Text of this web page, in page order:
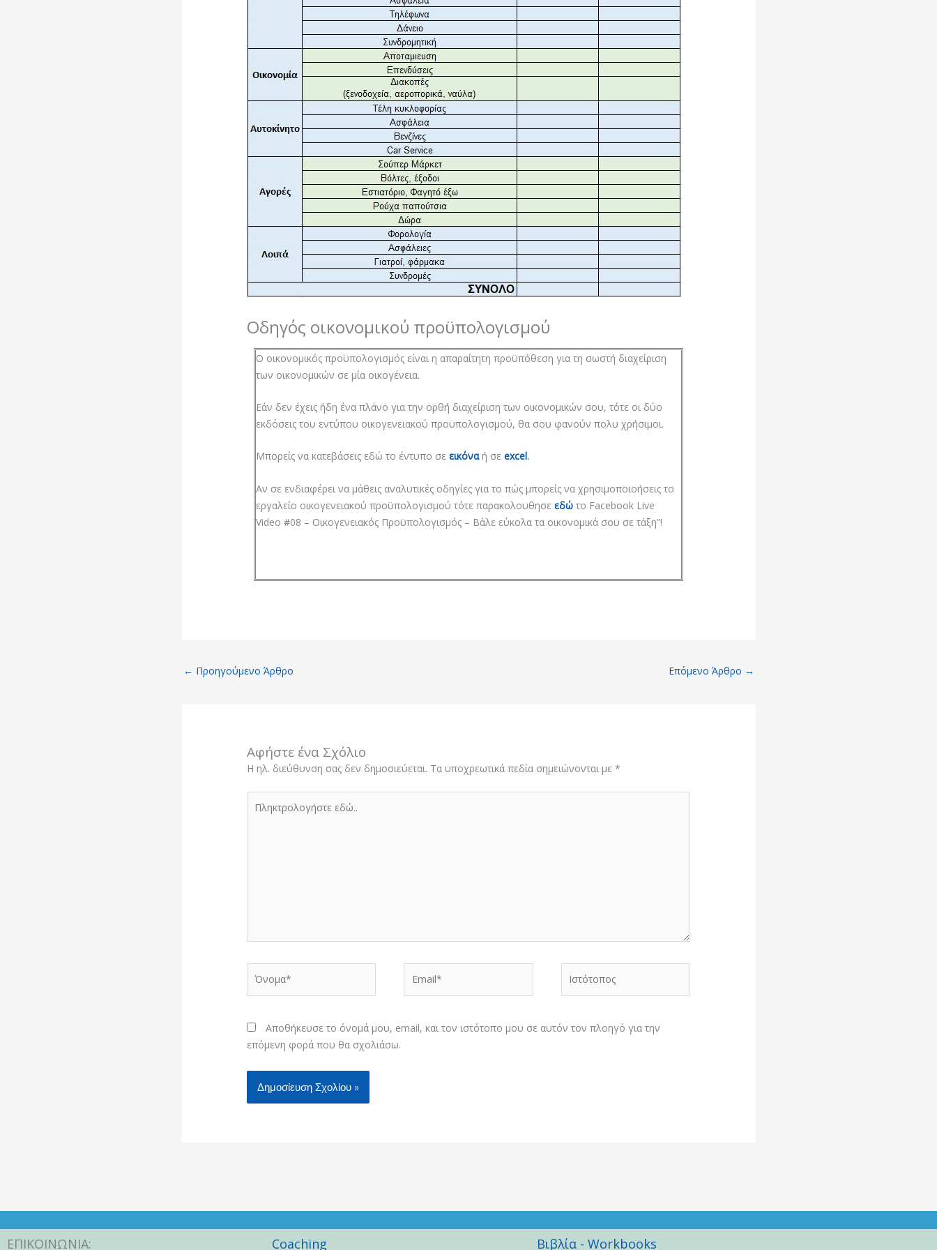
Οδηγός οικονομικού προϋπολογισμού
Ο οικονομικός προϋπολογισμός είναι η απαραίτητη προϋπόθεση για τη σωστή διαχείριση
των οικονομικών σε μία οικογένεια.
Εάν δεν έχεις ήδη ένα πλάνο για την ορθή διαχείριση των οικονομικών σου, τότε οι δύο
εκδόσεις του εντύπου οικογενειακού προϋπολογισμού, θα σου φανούν πολυ χρήσιμοι.
Μπορείς να κατεβάσεις εδώ το έντυπο σε εικόναή σε excel.
Αν σε ενδιαφέρει να μάθεις αναλυτικές οδηγίες για το πώς μπορείς να χρησιμοποιοήσεις το
εργαλείο οικογενειακού προϋπολογισμού τότε παρακολουθησε εδώτο Facebook Live
Video #08 – Οικογενειακός Προϋπολογισμός – Βάλε εύκολα τα οικονομικά σου σε τάξη”!
← Προηγούμενο Άρθρο Επόμενο Άρθρο →
Αφήστε ένα Σχόλιο
Η ηλ. διεύθυνση σας δεν δημοσιεύεται. Τα υποχρεωτικά πεδία σημειώνονται με *
εδώ..
Αποθήκευσε το όνομά μου, email, και τον ιστότοπο μου σε αυτόν τον πλοηγό για την
επόμενη φορά που θα σχολιάσω.
ΕΠΙΚΟΙΝΩΝΙΑ: Coaching Βιβλία - Workbooks